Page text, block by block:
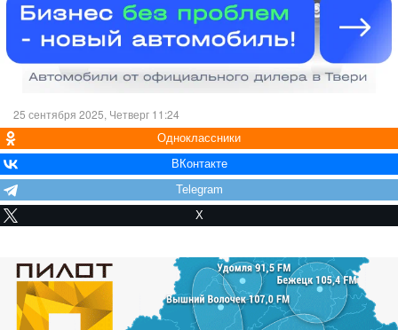
25 сентября 2025, Четверг 11:24
Одноклассники
ВКонтакте
Telegram
X